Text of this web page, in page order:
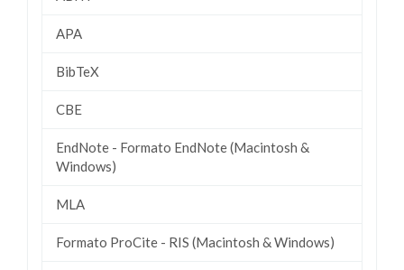
APA
BibTeX
CBE
EndNote - Formato EndNote (Macintosh &
Windows)
MLA
Formato ProCite - RIS (Macintosh & Windows)